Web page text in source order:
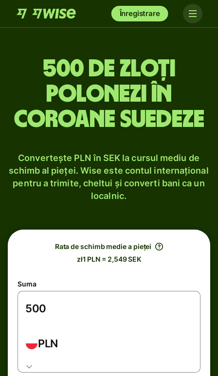
Înregistrare
500 de zloți
polonezi în
coroane suedeze
Convertește PLN în SEK la cursul mediu de
schimb al pieței. Wise este contul internațional
pentru a trimite, cheltui și converti bani ca un
localnic.
Rata de schimb medie a pieței
zł1 PLN = 2,549 SEK
Suma
PLN